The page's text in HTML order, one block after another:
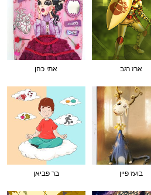
ארז רגב אתי כהן
בועז פיין בר פביאן